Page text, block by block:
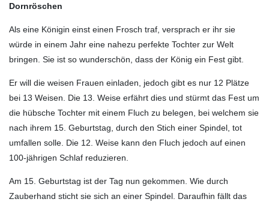
Dornröschen
Als eine Königin einst einen Frosch traf, versprach er ihr sie
würde in einem Jahr eine nahezu perfekte Tochter zur Welt
bringen. Sie ist so wunderschön, dass der König ein Fest gibt.
Er will die weisen Frauen einladen, jedoch gibt es nur 12 Plätze
bei 13 Weisen. Die 13. Weise erfährt dies und stürmt das Fest um
die hübsche Tochter mit einem Fluch zu belegen, bei welchem sie
nach ihrem 15. Geburtstag, durch den Stich einer Spindel, tot
umfallen solle. Die 12. Weise kann den Fluch jedoch auf einen
100-jährigen Schlaf reduzieren.
Am 15. Geburtstag ist der Tag nun gekommen. Wie durch
Zauberhand sticht sie sich an einer Spindel. Daraufhin fällt das